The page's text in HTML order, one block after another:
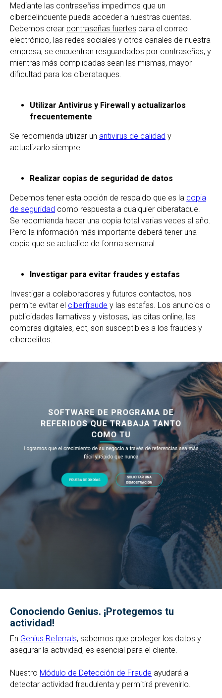
Mediante las contraseñas impedimos que un
ciberdelincuente pueda acceder a nuestras cuentas.
Debemos crear contraseñas fuertes para el correo
electrónico, las redes sociales y otros canales de nuestra
empresa, se encuentran resguardados por contraseñas, y
mientras más complicadas sean las mismas, mayor
dificultad para los ciberataques.
Utilizar Antivirus y Firewall y actualizarlos
frecuentemente
Se recomienda utilizar un antivirus de calidad y
actualizarlo siempre.
Realizar copias de seguridad de datos
Debemos tener esta opción de respaldo que es la copia
de seguridad como respuesta a cualquier ciberataque.
Se recomienda hacer una copia total varias veces al año.
Pero la información más importante deberá tener una
copia que se actualice de forma semanal.
Investigar para evitar fraudes y estafas
Investigar a colaboradores y futuros contactos, nos
permite evitar el ciberfraude y las estafas. Los anuncios o
publicidades llamativas y vistosas, las citas online, las
compras digitales, ect, son susceptibles a los fraudes y
ciberdelitos.
Conociendo Genius. ¡Protegemos tu
actividad!
En Genius Referrals, sabemos que proteger los datos y
asegurar la actividad, es esencial para el cliente.
Nuestro Módulo de Detección de Fraude ayudará a
detectar actividad fraudulenta y permitirá prevenirlo.